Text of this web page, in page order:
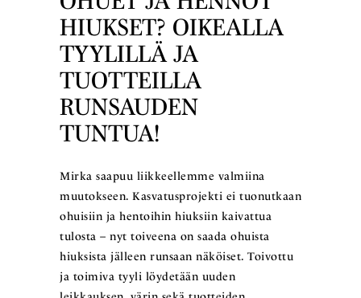
HIUKSET? OIKEALLA
TYYLILLÄ JA
TUOTTEILLA
RUNSAUDEN
TUNTUA!
Mirka saapuu liikkeellemme valmiina
muutokseen. Kasvatusprojekti ei tuonutkaan
ohuisiin ja hentoihin hiuksiin kaivattua
tulosta – nyt toiveena on saada ohuista
hiuksista jälleen runsaan näköiset. Toivottu
ja toimiva tyyli löydetään uuden